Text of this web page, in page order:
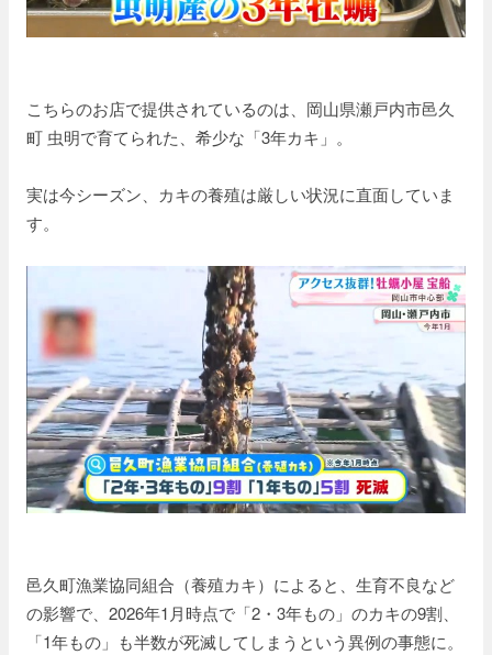
こちらのお店で提供されているのは、岡山県瀬戸内市邑久
町 虫明で育てられた、希少な「3年カキ」。
実は今シーズン、カキの養殖は厳しい状況に直面していま
す。
邑久町漁業協同組合（養殖カキ）によると、生育不良など
の影響で、2026年1月時点で「2・3年もの」のカキの9割、
「1年もの」も半数が死滅してしまうという異例の事態に。